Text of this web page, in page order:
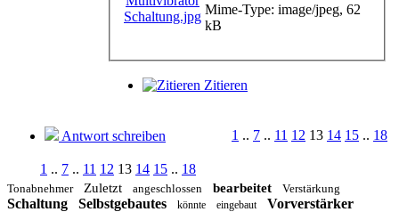
Mime-Type: image/jpeg, 62
kB
Zitieren
Antwort schreiben 1 .. 7 .. 11 12 13 14 15 .. 18
1 .. 7 .. 11 12 13 14 15 .. 18
Tonabnehmer Zuletzt angeschlossen bearbeitet Verstärkung
Schaltung Selbstgebautes könnte eingebaut Vorverstärker